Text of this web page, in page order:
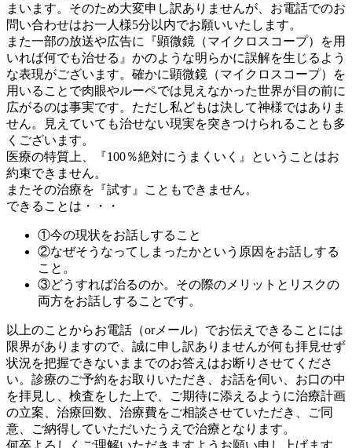
まいます。そのため大変申し訳ありませんが、お電話でのお
問い合わせはお一人様5分以内でお願いいたします。
また一部の放送や広告に『顕微鏡（マイクロスコープ）を用
いれば何でも治せる』かのような明らかに誤解を生じるよう
な表現がございます。確かに顕微鏡（マイクロスコープ）を
用いることで肉眼やルーペでは見えなかった世界が目の前に
広がるのは事実です。ただし私どもは決して神様ではありま
せん。見えていても治せない現実を突きつけられることも多
くございます。
医療の特質上、『100％絶対にうまくいく』ということはお
約束できません。
またその治療を『試す』こともできません。
できることは・・・
①今の現状をお話しすること
②なぜそうなってしまったかという原因をお話しする
こと。
③どうすれば治るのか。その際のメリットとリスクの
両方をお話しすることです。
以上のことからお電話（orメール）でお伝えできることには
限界がありますので、誠に申し訳ありませんが何も拝見せず
状況を把握できないままでのお答えはお断りさせてくださ
い。診療のご予約をお取りいただき、お話を伺い、お口の中
を拝見し、検査をした上で、ご期待に添えるように治療計画
の立案、治療回数、治療費をご相談させていただき、ご同
意、ご納得していただいたうえで治療となります。
何卒よろしくご理解いただきますようお願い申し上げます。